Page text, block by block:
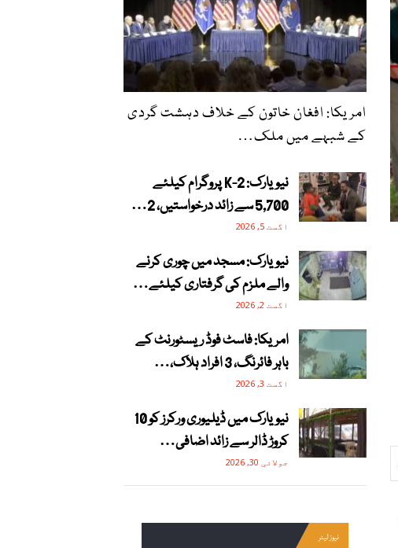
امریکا: افغان خاتون کے خلاف دہشت گردی
کے شبہے میں ملک…
نیویارک: 2-K پروگرام کیلئے
5,700 سے زائد درخواستیں، 2…
اگست 5, 2026
نیویارک: مسجد میں چوری کرنے
والے ملزم کی گرفتاری کیلئے…
اگست 2, 2026
امریکا: فاسٹ فوڈ ریسٹورنٹ کے
باہر فائرنگ، 3 افراد ہلاک،…
اگست 3, 2026
نیویارک میں ڈیلیوری ورکرز کو 10
کروڑ ڈالر سے زائد اضافی…
جولائی 30, 2026
نیوز لیٹر